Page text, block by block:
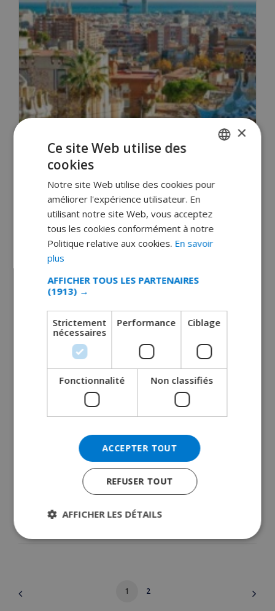
Conseils de sécurité pour un séjour sans
encombre à Barcelone
juillet 3, 2019
LIRE LA SUITE
Dans quelles villes partir étudier en
LIRE LA SUITE
1 2
DUTCH
SPANISH
GERMAN
DANISH
×
Ce site Web utilise des
cookies
Notre site Web utilise des cookies pour
améliorer l'expérience utilisateur. En
utilisant notre site Web, vous acceptez
tous les cookies conformément à notre
Politique relative aux cookies. En savoir
plus
AFFICHER TOUS LES PARTENAIRES
(1913) →
Strictement
nécessaires
Performance Ciblage
Fonctionnalité Non classifiés
ACCEPTER TOUT
REFUSER TOUT
AFFICHER LES DÉTAILS